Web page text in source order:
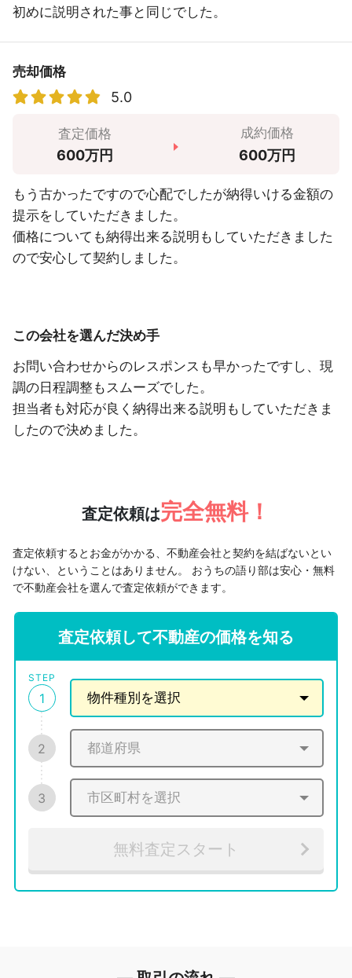
初めに説明された事と同じでした。
売却価格
5.0
査定価格
600万円
成約価格
600万円
もう古かったですので心配でしたが納得いける金額の
提示をしていただきました。
価格についても納得出来る説明もしていただきました
ので安心して契約しました。
この会社を選んだ決め手
お問い合わせからのレスポンスも早かったですし、現
調の日程調整もスムーズでした。
担当者も対応が良く納得出来る説明もしていただきま
したので決めました。
査定依頼は完全無料！
査定依頼するとお金がかかる、不動産会社と契約を結ばないとい
けない、ということはありません。 おうちの語り部は安心・無料
で不動産会社を選んで査定依頼ができます。
査定依頼して不動産の価格を知る
STEP
1
2
3
無料査定スタート